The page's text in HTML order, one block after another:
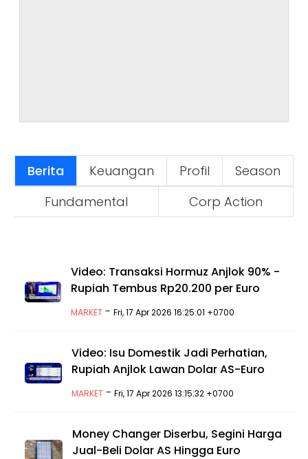
Berita Keuangan Profil
Season
Fundamental
Corp Action
Video: Transaksi Hormuz Anjlok 90% -
Rupiah Tembus Rp20.200 per Euro
MARKET - Fri, 17 Apr 2026 16:25:01 +0700
Video: Isu Domestik Jadi Perhatian,
Rupiah Anjlok Lawan Dolar AS-Euro
MARKET -Fri, 17 Apr 2026 13:15:32 +0700
Money Changer Diserbu, Segini Harga
Jual-Beli Dolar AS Hingga Euro